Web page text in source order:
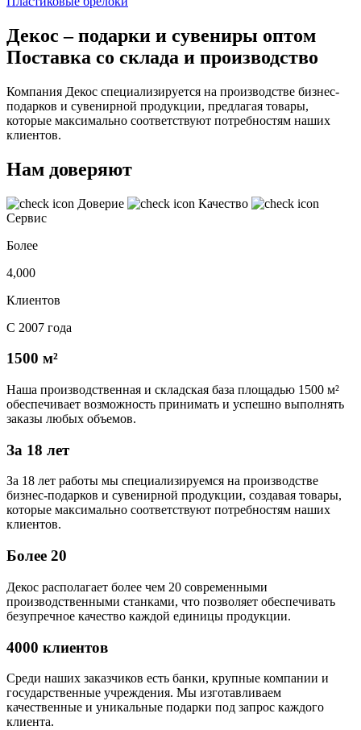
Декос – подарки и сувениры оптом
Поставка со склада и производство
Компания Декос специализируется на производстве бизнес-
подарков и сувенирной продукции, предлагая товары,
которые максимально соответствуют потребностям наших
клиентов.
Нам доверяют
Доверие
Качество
Сервис
Более
4,000
Клиентов
С 2007 года
1500 м²
Наша производственная и складская база площадью 1500 м²
обеспечивает возможность принимать и успешно выполнять
заказы любых объемов.
За 18 лет
За 18 лет работы мы специализируемся на производстве
бизнес-подарков и сувенирной продукции, создавая товары,
которые максимально соответствуют потребностям наших
клиентов.
Более 20
Декос располагает более чем 20 современными
производственными станками, что позволяет обеспечивать
безупречное качество каждой единицы продукции.
4000 клиентов
Среди наших заказчиков есть банки, крупные компании и
государственные учреждения. Мы изготавливаем
качественные и уникальные подарки под запрос каждого
клиента.